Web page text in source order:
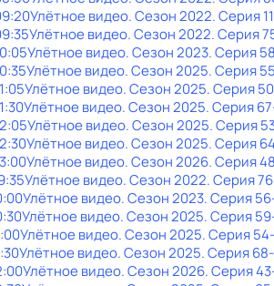
Улётное видео. Сезон 2022. Серия
Улётное видео. Сезон 2022. Серия
Улётное видео. Сезон 2023. Серия
Улётное видео. Сезон 2025. Серия
Улётное видео. Сезон 2025. Серия
Улётное видео. Сезон 2025. Серия
Улётное видео. Сезон 2025. Серия
Улётное видео. Сезон 2025. Серия
Улётное видео. Сезон 2026. Серия
Улётное видео. Сезон 2022. Серия
Улётное видео. Сезон 2023. Серия
Улётное видео. Сезон 2025. Серия
Улётное видео. Сезон 2025. Серия
Улётное видео. Сезон 2025. Серия
Улётное видео. Сезон 2026. Серия